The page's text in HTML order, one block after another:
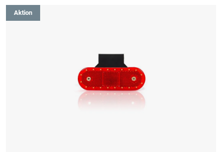
Produktbewertung
Aktion